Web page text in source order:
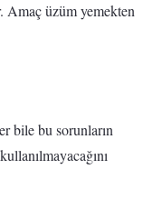
Amaç üzüm yemekten
bile bu sorunların